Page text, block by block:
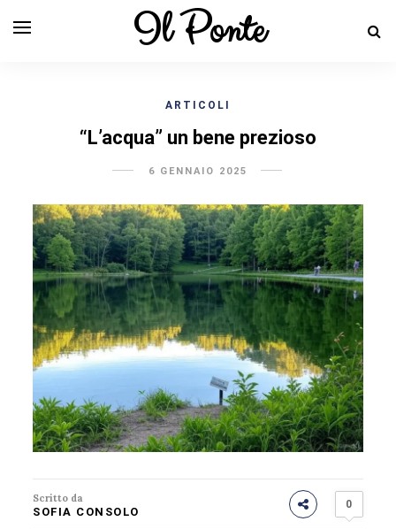
Il Ponte
ARTICOLI
“L’acqua” un bene prezioso
6 GENNAIO 2025
Scritto da
SOFIA CONSOLO
0